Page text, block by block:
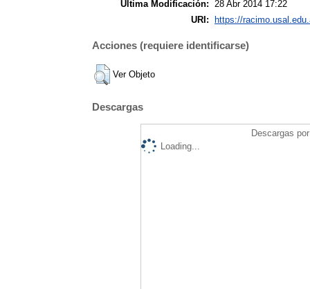
Ultima Modificación: 28 Abr 2014 17:22
URI:
https://
Acciones (requiere identificarse)
Ver Objeto
Descargas
Descargas
Loading...